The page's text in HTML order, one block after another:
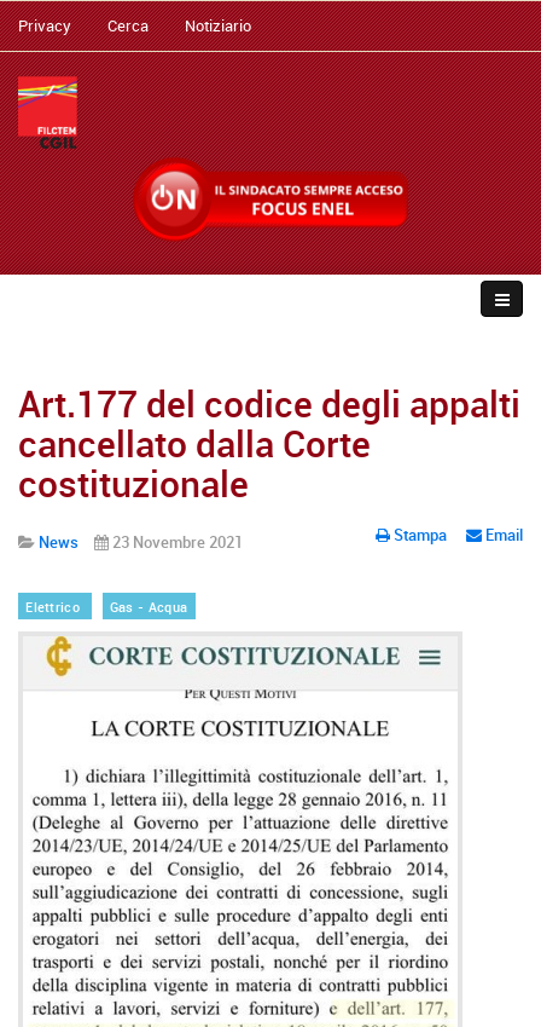
Privacy Cerca Notiziario
Art.177 del codice degli appalti
cancellato dalla Corte
costituzionale
Stampa Email
News 23 Novembre 2021
Elettrico Gas - Acqua